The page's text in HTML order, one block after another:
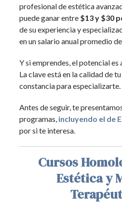
profesional de estética
puede ganar entre $13 y $30
de su experiencia y
en un salario anual promedio
Y si emprendes, el potencial es
La clave está en la calidad de
constancia para especializarte.
Antes de seguir, te
programas, incluyendo el de
por si te interesa.
Cursos
Estética y